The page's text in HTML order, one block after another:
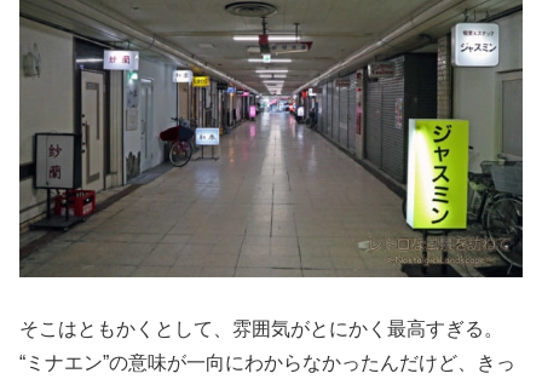
そこはともかくとして、雰囲気がとにかく最高すぎる。
“ミナエン”の意味が一向にわからなかったんだけど、きっ